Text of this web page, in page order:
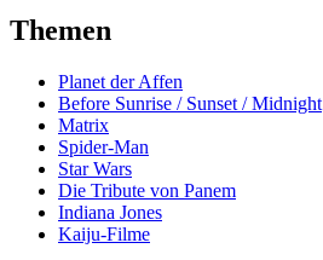
Themen
Planet der Affen
Before Sunrise / Sunset / Midnight
Matrix
Spider-Man
Star Wars
Die Tribute von Panem
Indiana Jones
Kaiju-Filme